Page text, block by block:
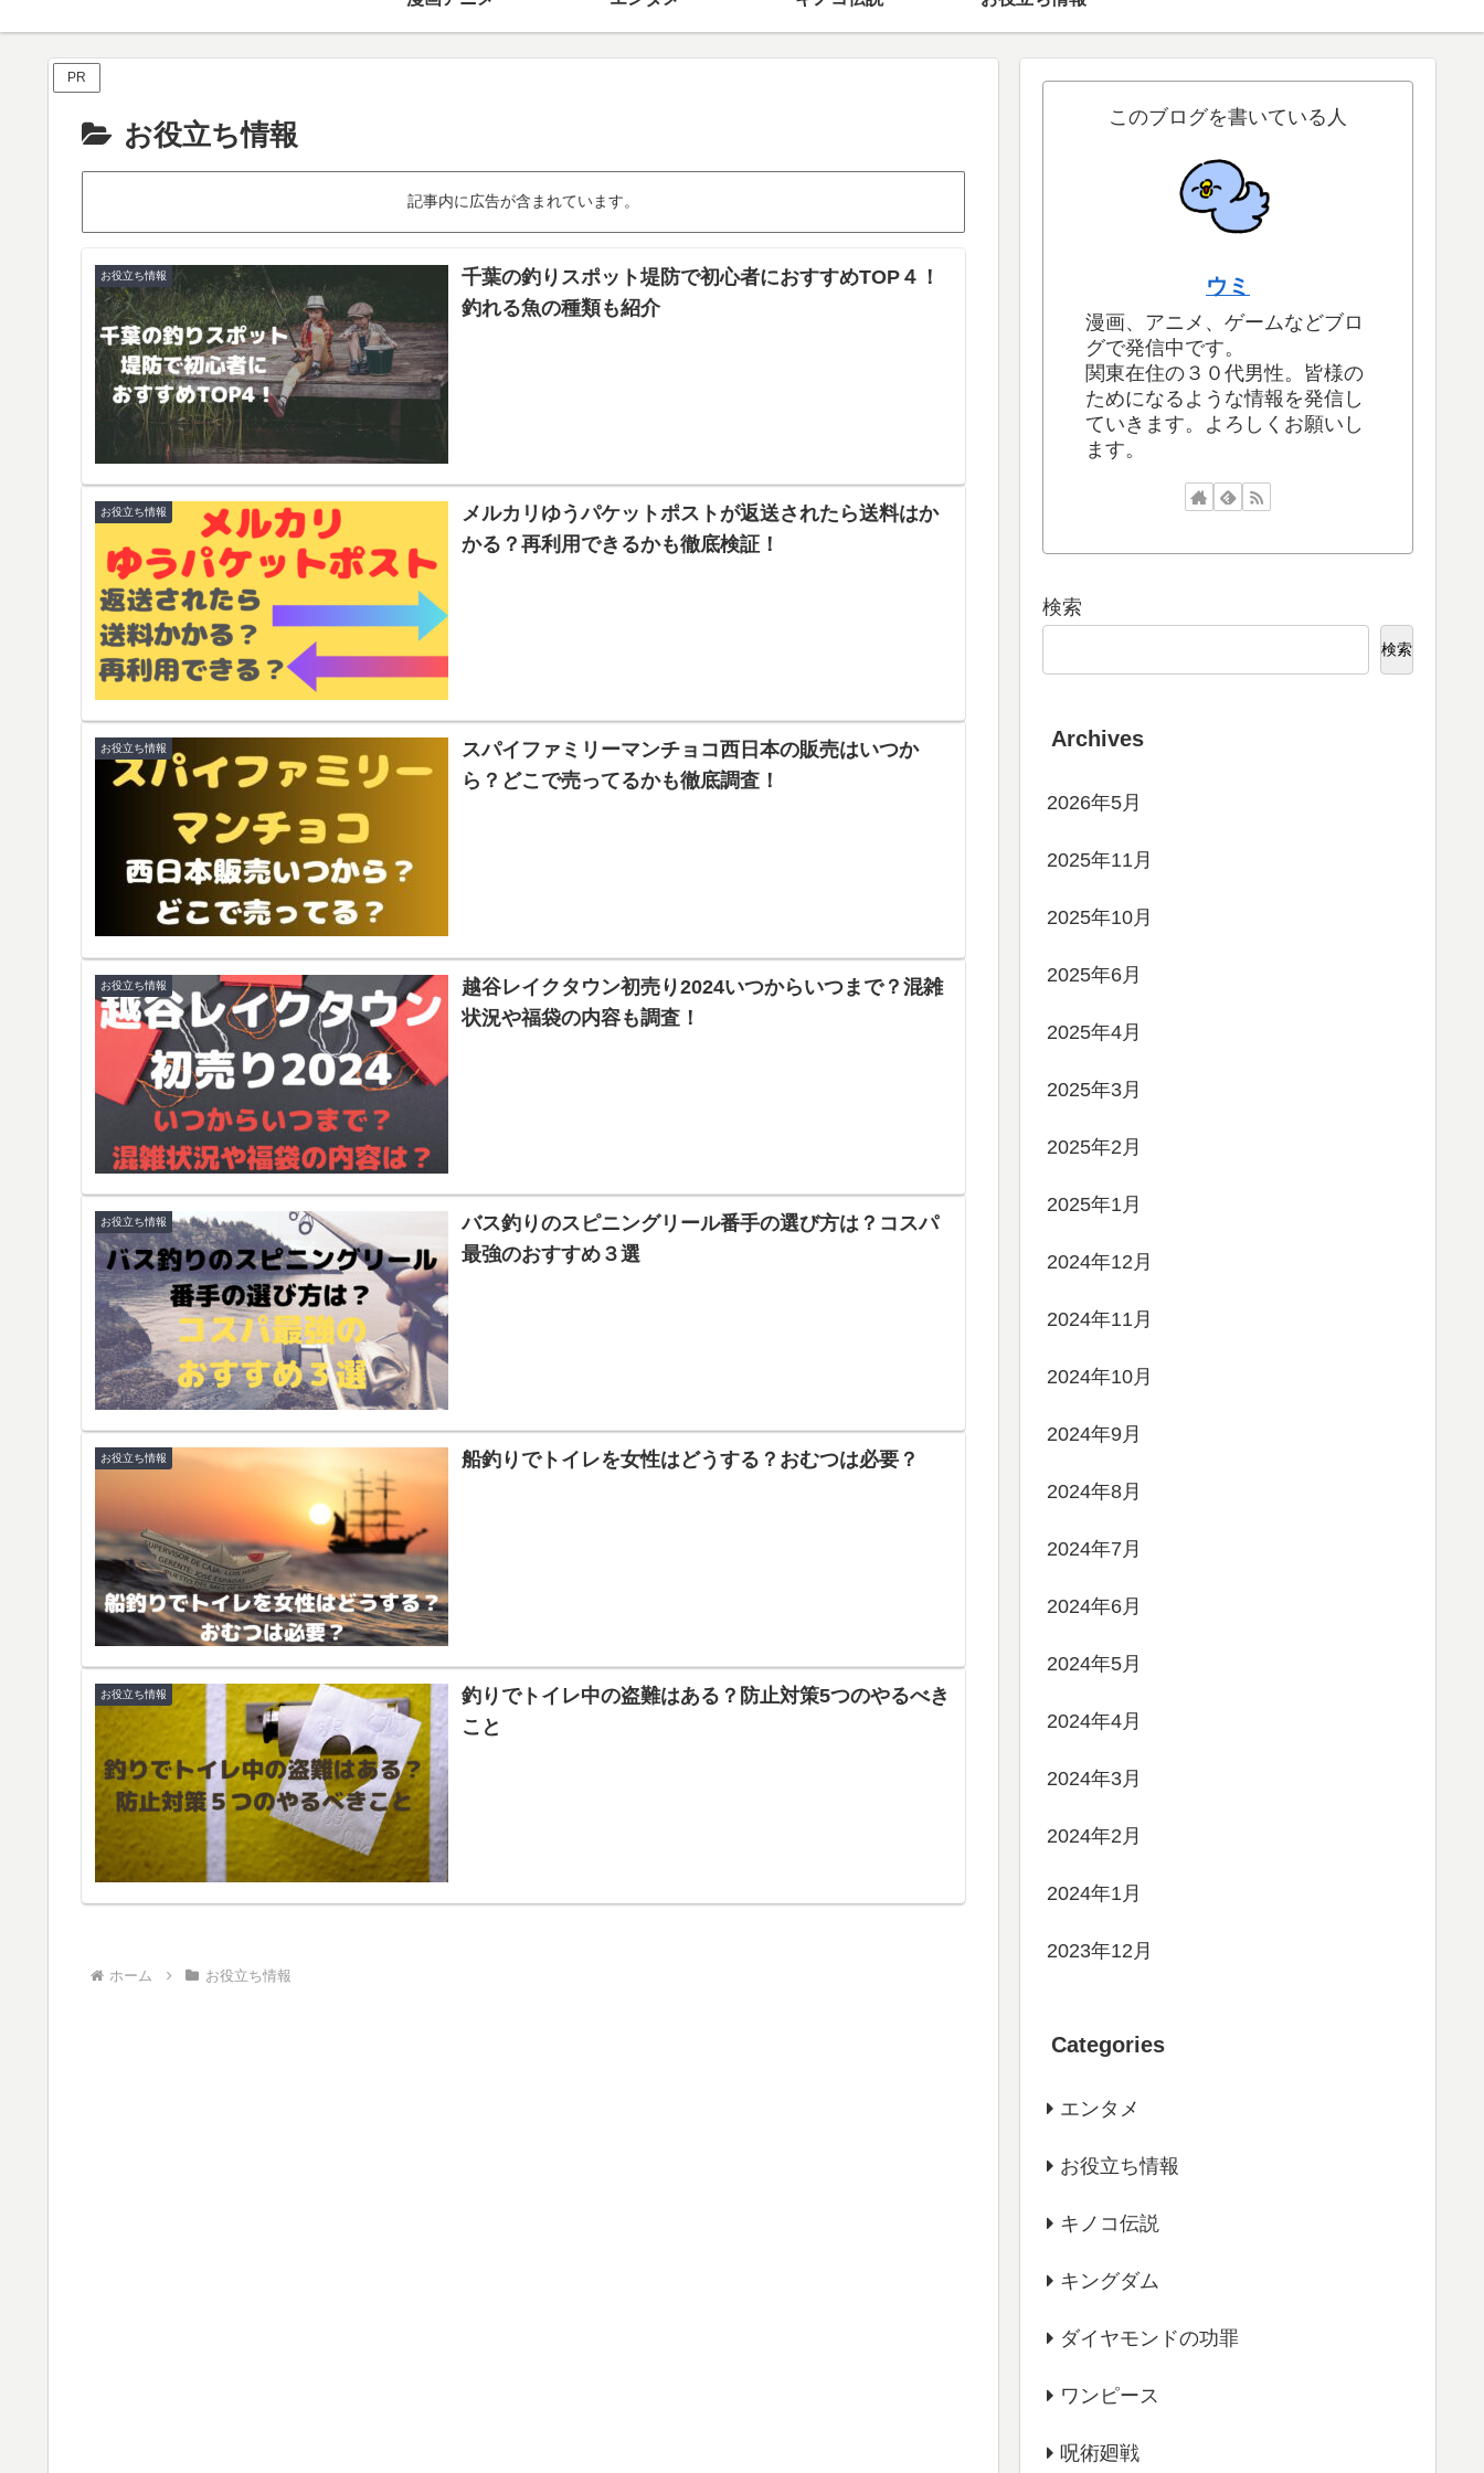
PR
お役立ち情報
記事内に広告が含まれています。
お役立ち情報
千葉の釣りスポット堤防で初心者におすすめTOP４！
釣れる魚の種類も紹介
お役立ち情報
メルカリゆうパケットポストが返送されたら送料はか
かる？再利用できるかも徹底検証！
お役立ち情報
スパイファミリーマンチョコ西日本の販売はいつか
ら？どこで売ってるかも徹底調査！
お役立ち情報
越谷レイクタウン初売り2024いつからいつまで？混雑
状況や福袋の内容も調査！
お役立ち情報
バス釣りのスピニングリール番手の選び方は？コスパ
最強のおすすめ３選
お役立ち情報 船釣りでトイレを女性はどうする？おむつは必要？
お役立ち情報
釣りでトイレ中の盗難はある？防止対策5つのやるべき
こと
ホーム お役立ち情報
このブログを書いている人
ウミ
漫画、アニメ、ゲームなどブロ
グで発信中です。
関東在住の３０代男性。皆様の
ためになるような情報を発信し
ていきます。よろしくお願いし
ます。
検索
検索
Archives
2026年5月
2025年11月
2025年10月
2025年6月
2025年4月
2025年3月
2025年2月
2025年1月
2024年12月
2024年11月
2024年10月
2024年9月
2024年8月
2024年7月
2024年6月
2024年5月
2024年4月
2024年3月
2024年2月
2024年1月
2023年12月
Categories
エンタメ
お役立ち情報
キノコ伝説
キングダム
ダイヤモンドの功罪
ワンピース
呪術廻戦